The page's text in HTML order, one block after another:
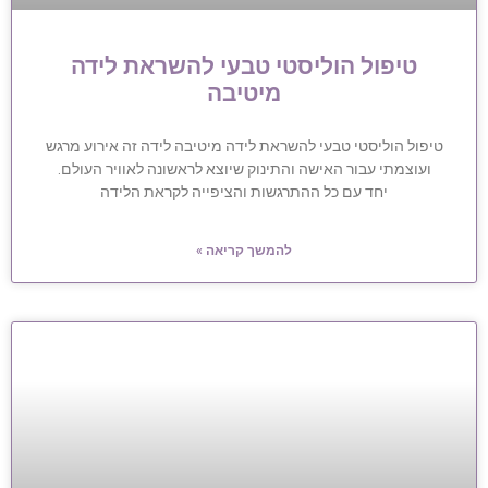
טיפול הוליסטי טבעי להשראת לידה
מיטיבה
טיפול הוליסטי טבעי להשראת לידה מיטיבה לידה זה אירוע מרגש
ועוצמתי עבור האישה והתינוק שיוצא לראשונה לאוויר העולם.
יחד עם כל ההתרגשות והציפייה לקראת הלידה
להמשך קריאה »